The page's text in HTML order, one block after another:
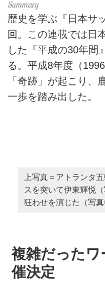
歴史を学ぶ『日本サ
回。この連載では日
した『平成の30年間
る。平成8年度（
「奇跡」が起こり、
一歩を踏み出した。
上写真＝アトランタ
スを突いて伊東輝悦
狂わせを演じた（写
複雑だった
催決定